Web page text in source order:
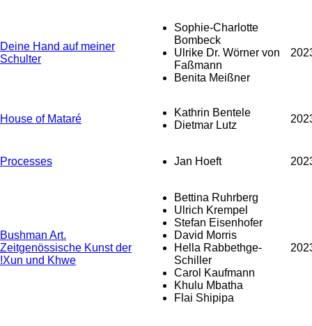
Deine Hand auf meiner
Schulter
Sophie-Charlotte
Bombeck
Ulrike Dr. Wörner von
Faßmann
Benita Meißner
House of Mataré
Kathrin Bentele
Dietmar Lutz
Processes Jan Hoeft
Bushman Art.
Zeitgenössische Kunst der
!Xun und Khwe
Bettina Ruhrberg
Ulrich Krempel
Stefan Eisenhofer
David Morris
Hella Rabbethge-
Schiller
Carol Kaufmann
Khulu Mbatha
Flai Shipipa